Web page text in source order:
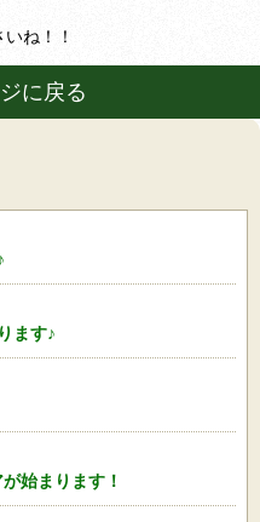
ね！！
に戻る
ます♪
始まります！